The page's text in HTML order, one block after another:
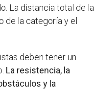
La distancia total de la
de la categoría y el
deben tener un
La resistencia, la
y la